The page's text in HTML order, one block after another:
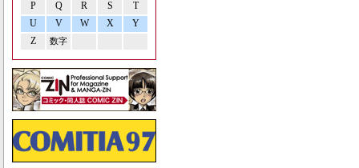
P Q R S
T
U
V W X
Y
Z
数字